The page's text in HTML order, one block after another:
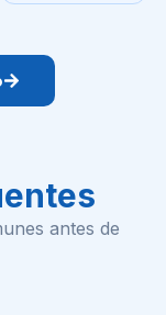
antes de